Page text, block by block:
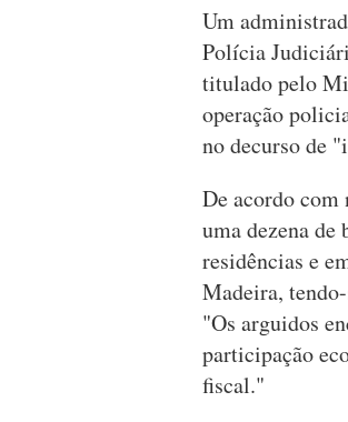
Um
Polícia
titulado pelo
operação
no decurso de
De acordo com
uma dezena
residências e
Madeira,
"Os arguidos
participação
fiscal."